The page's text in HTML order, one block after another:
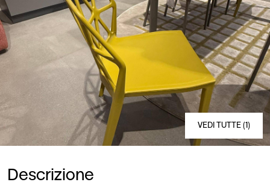
VEDI TUTTE (1)
Descrizione